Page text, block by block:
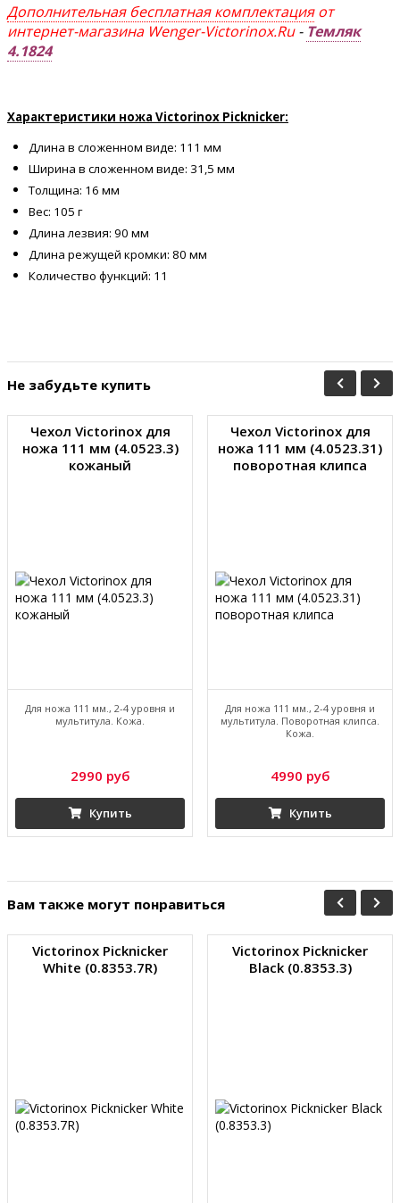
Дополнительная бесплатная комплектацияот
интернет-магазина Wenger-Victorinox.Ru- Темляк
4.1824
Характеристики ножа Victorinox Picknicker:
Длина в сложенном виде: 111 мм
Ширина в сложенном виде: 31,5 мм
Толщина: 16 мм
Вес: 105 г
Длина лезвия: 90 мм
Длина режущей кромки: 80 мм
Количество функций: 11
Не забудьте купить
Чехол Victorinox для
ножа 111 мм (4.0523.3)
кожаный
Для ножа 111 мм., 2-4 уровня и
мультитула. Кожа.
2990 руб
Купить
Чехол Victorinox для
ножа 111 мм (4.0523.31)
поворотная клипса
Для ножа 111 мм., 2-4 уровня и
мультитула. Поворотная клипса.
Кожа.
4990 руб
Купить
Вам также могут понравиться
Victorinox Picknicker
White (0.8353.7R)
Victorinox Picknicker
Black (0.8353.3)